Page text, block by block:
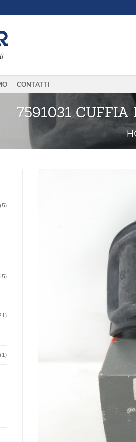
CONTATTI
7591031 CUFFIA
(5)
(1)